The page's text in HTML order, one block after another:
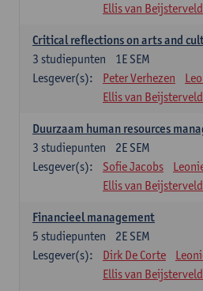
Ellis van
Critical reflections on arts and
1E SEM
3 studiepunten
Lesgever(s):
Peter Verhezen
Ellis van
Duurzaam human resources
2E SEM
3 studiepunten
Lesgever(s):
Sofie Jacobs
Ellis van
Financieel management
2E SEM
5 studiepunten
Lesgever(s):
Dirk De Corte
Ellis van